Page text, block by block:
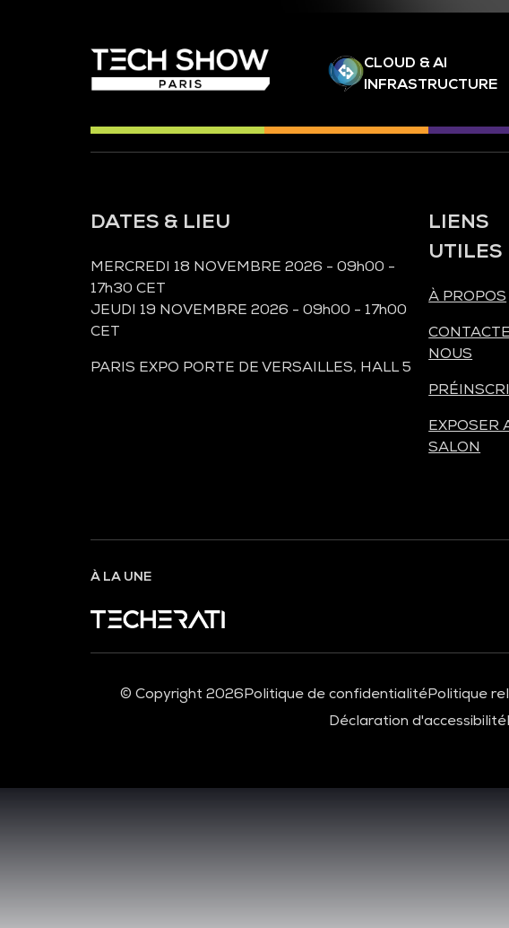
CLOUD & AI
INFRASTRUCTURE
DATES & LIEU
MERCREDI 18 NOVEMBRE 2026 - 09h00 -
17h30 CET
JEUDI 19 NOVEMBRE 2026 - 09h00 - 17h00
CET
PARIS EXPO PORTE DE VERSAILLES, HALL 5
LIENS
UTILES
À PROPOS
NOUS
EXPOSER
SALON
À LA UNE
© Copyright 2026Politique de confidentialitéPolitique
Déclaration d'accessibilité